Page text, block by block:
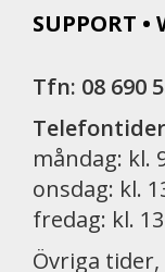
SUPPORT
Tfn: 08 690
Telefontider
måndag: kl.
onsdag: kl.
fredag: kl.
Övriga